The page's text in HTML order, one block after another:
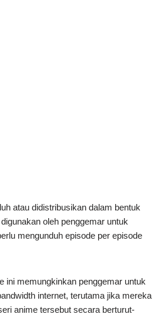
atau didistribusikan dalam bentuk
oleh penggemar untuk
mengunduh episode per episode
ini memungkinkan penggemar untuk
internet, terutama jika mereka
anime tersebut secara berturut-